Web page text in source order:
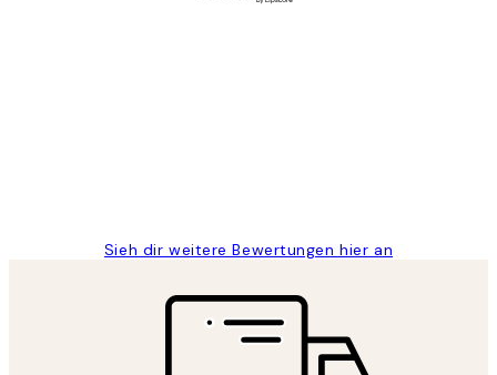
Sieh dir weitere Bewertungen hier an